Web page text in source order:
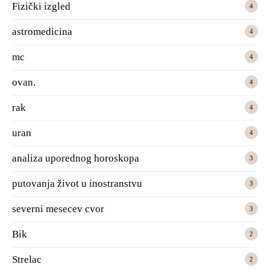
Fizički izgled 4
astromedicina 4
mc 4
ovan. 4
rak 4
uran 4
analiza uporednog horoskopa 3
putovanja život u inostranstvu 3
severni mesecev cvor 3
Bik 2
Strelac 2